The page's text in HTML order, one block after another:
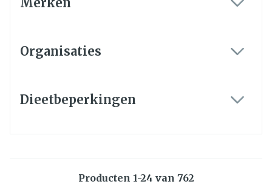
Organisaties
Dieetbeperkingen
Producten 1-24 van 762